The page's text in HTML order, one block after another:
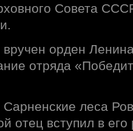
Совета
орден
отряда
леса
отец вступил в